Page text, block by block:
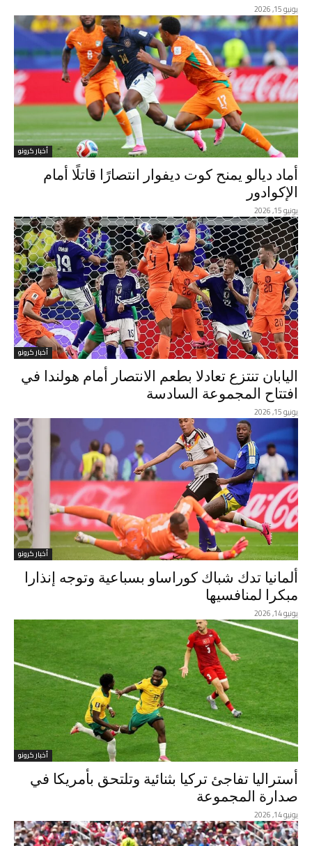
يونيو 15, 2026
أخبار كرونو
أماد ديالو يمنح كوت ديفوار انتصارًا قاتلًا أمام
الإكوادور
يونيو 15, 2026
أخبار كرونو
اليابان تنتزع تعادلا بطعم الانتصار أمام هولندا في
افتتاح المجموعة السادسة
يونيو 15, 2026
أخبار كرونو
ألمانيا تدك شباك كوراساو بسباعية وتوجه إنذارا
مبكرا لمنافسيها
يونيو 14, 2026
أخبار كرونو
أستراليا تفاجئ تركيا بثنائية وتلتحق بأمريكا في
صدارة المجموعة
يونيو 14, 2026